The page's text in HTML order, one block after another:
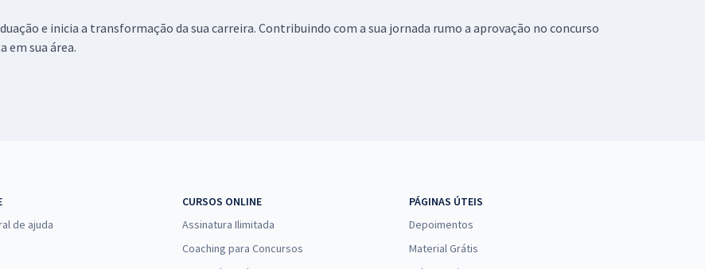
e inicia a transformação da sua carreira. Contribuindo com a sua jornada rumo a aprovação no concurso
em sua área.
de ajuda
CURSOS ONLINE
Assinatura Ilimitada
Coaching para Concursos
PÁGINAS ÚTEIS
Depoimentos
Material Grátis